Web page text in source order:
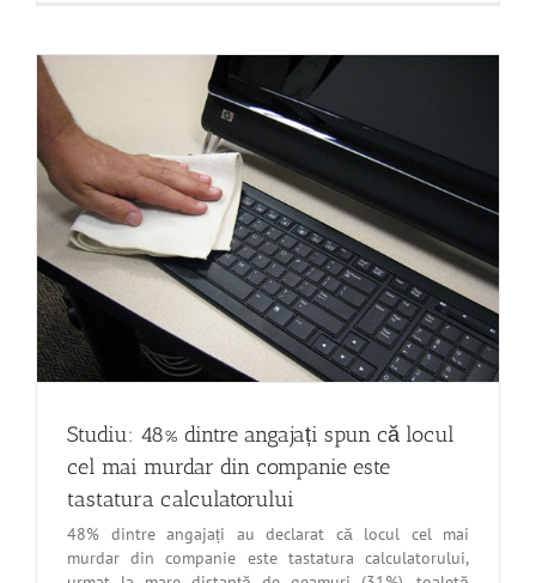
Studiu: 48% dintre angajați spun că locul
cel mai murdar din companie este
tastatura calculatorului
48% dintre angajați au declarat că locul cel mai
murdar din companie este tastatura calculatorului,